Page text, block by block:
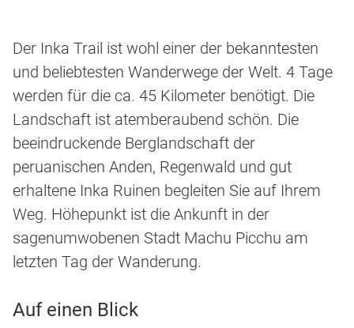
Der Inka Trail ist wohl einer der bekanntesten
und beliebtesten Wanderwege der Welt. 4 Tage
werden für die ca. 45 Kilometer benötigt. Die
Landschaft ist atemberaubend schön. Die
beeindruckende Berglandschaft der
peruanischen Anden, Regenwald und gut
erhaltene Inka Ruinen begleiten Sie auf Ihrem
Weg. Höhepunkt ist die Ankunft in der
sagenumwobenen Stadt Machu Picchu am
letzten Tag der Wanderung.
Auf einen Blick